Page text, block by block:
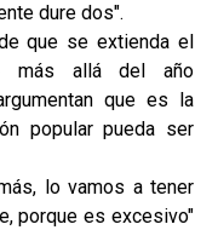
dure dos".
que se extienda el
más allá del año
que es la
popular pueda ser
lo vamos a tener
porque es excesivo"